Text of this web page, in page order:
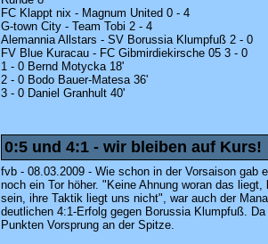
FC Klappt nix - Magnum United 0 - 4
G-town City - Team Tobi 2 - 4
Alemannia Allstars - SV Borussia Klumpfuß 2 - 0
FV Blue Kuracau - FC Gibmirdiekirsche 05 3 - 0
1 - 0 Bernd Motycka 18'
2 - 0 Bodo Bauer-Matesa 36'
3 - 0 Daniel Granhult 40'
0:5 und 4:1 - wir bleiben auf Kurs!
fvb - 08.03.2009 - Wie schon in der Vorsaison gab
noch ein Tor höher. "Keine Ahnung woran das
sein, ihre Taktik liegt uns nicht", war auch der
deutlichen 4:1-Erfolg gegen Borussia Klumpfuß.
Punkten Vorsprung an der Spitze.